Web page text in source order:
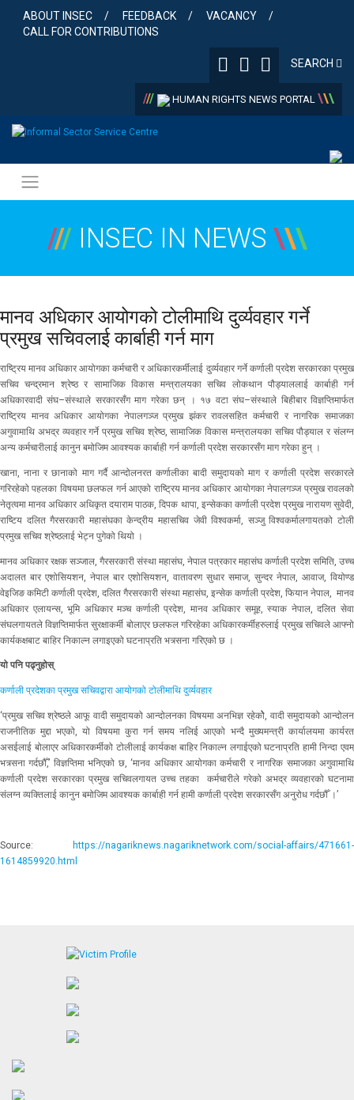
content
ABOUT INSEC FEEDBACK
VACANCY
CALL FOR CONTRIBUTIONS
SEARCH
/// HUMAN RIGHTS NEWS PORTAL \\\
/// INSEC IN NEWS \\\
मानव अधिकार आयोगको टोलीमाथि दुर्व्यवहार गर्ने
प्रमुख सचिवलाई कार्बाही गर्न माग
राष्ट्रिय मानव अधिकार आयोगका कर्मचारी र अधिकारकर्मीलाई दुर्व्यवहार गर्ने कर्णाली प्रदेश सरकारका प्रमुख
सचिव चन्द्रमान श्रेष्ठ र सामाजिक विकास मन्त्रालयका सचिव लोकथान पौड्याललाई कार्बाही गर्न
अधिकारवादी संघ–संस्थाले सरकारसँग माग गरेका छन् । १७ वटा संघ–संस्थाले बिहीबार विज्ञप्तिमार्फत
राष्ट्रिय मानव अधिकार आयोगका नेपालगञ्ज प्रमुख झंकर रावलसहित कर्मचारी र नागरिक समाजका
अगुवामाथि अभद्र व्यवहार गर्ने प्रमुख सचिव श्रेष्ठ, सामाजिक विकास मन्त्रालयका सचिव पौड्याल र संलग्न
अन्य कर्मचारीलाई कानुन बमोजिम आवश्यक कार्बाही गर्न कर्णाली प्रदेश सरकारसँग माग गरेका हुन् ।
खाना, नाना र छानाको माग गर्दै आन्दोलनरत कर्णालीका बादी समुदायको माग र कर्णाली प्रदेश सरकारले
गरिरहेको पहलका विषयमा छलफल गर्न आएको राष्ट्रिय मानव अधिकार आयोगका नेपालगञ्ज प्रमुख रावलको
नेतृत्वमा मानव अधिकार अधिकृत दयाराम पाठक, दिपक थापा, इन्सेकका कर्णाली प्रदेश प्रमुख नारायण सुवेदी,
राष्टिय दलित गैरसरकारी महासंघका केन्द्रीय महासचिव जेवी विश्वकर्मा, सञ्जु विश्वकर्मालगायतको टोली
प्रमुख सचिव श्रेष्ठलाई भेट्न पुगेको थियो ।
मानव अधिकार रक्षक सञ्जाल, गैरसरकारी संस्था महासंघ, नेपाल पत्रकार महासंघ कर्णाली प्रदेश समिति, उच्च
अदालत बार एशोसियशन, नेपाल बार एशोसियशन, वातावरण सुधार समाज, सुन्दर नेपाल, आवाज, वियोण्ड
वेइजिङ कमिटी कर्णाली प्रदेश, दलित गैरसरकारी संस्था महासंघ, इन्सेक कर्णाली प्रदेश, फियान नेपाल, मानव
अधिकार एलायन्स, भूमि अधिकार मञ्च कर्णाली प्रदेश, मानव अधिकार समूह, स्याक नेपाल, दलित सेवा
संघलगायतले विज्ञप्तिमार्फत सुरक्षाकर्मी बोलाएर छलफल गरिरहेका अधिकारकर्मीहरुलाई प्रमुख सचिवले आफ्नो
कार्यकक्षबाट बाहिर निकाल्न लगाइएको घटनाप्रति भत्र्सना गरिएको छ ।
यो पनि पढ्नुहोस्
कर्णाली प्रदेशका प्रमुख सचिवद्वारा आयोगको टोलीमाथि दुर्व्यवहार
‘प्रमुख सचिव श्रेष्ठले आफू वादी समुदायको आन्दोलनका विषयमा अनभिज्ञ रहेकोे, वादी समुदायको आन्दोलन
राजनीतिक मुद्दा भएको, यो विषयमा कुरा गर्न समय नलिई आएको भन्दै मुख्यमन्त्री कार्यालयमा कार्यरत
असईलाई बोलाएर अधिकारकर्मीको टोलीलाई कार्यकक्ष बाहिर निकाल्न लगाईएको घटनाप्रति हामी निन्दा एवम्
भत्र्सना गर्दछौँ,’ विज्ञप्तिमा भनिएको छ, ‘मानव अधिकार आयोगका कर्मचारी र नागरिक समाजका अगुवामाथि
कर्णाली प्रदेश सरकारका प्रमुख सचिवलगायत उच्च तहका कर्मचारीले गरेको अभद्र व्यवहारको घटनामा
संलग्न व्यक्तिलाई कानुन बमोजिम आवश्यक कार्बाही गर्न हामी कर्णाली प्रदेश सरकारसँग अनुरोध गर्दछौँ ।’
Source: https://nagariknews.nagariknetwork.com/social-affairs/471661-
1614859920.html